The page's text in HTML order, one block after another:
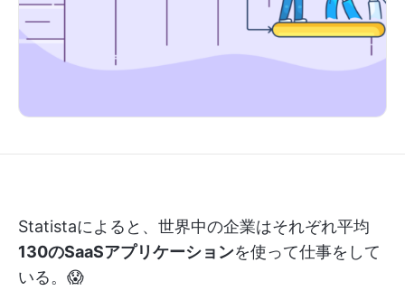
Statistaによると、世界中の企業はそれぞれ平均
130のSaaSアプリケーションを使って仕事をして
いる。😱